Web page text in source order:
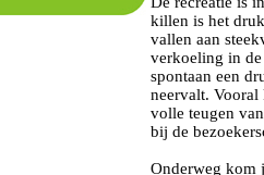
killen is het
vallen aan
verkoeling in de
spontaan een
neervalt. Vooral
volle teugen
bij de
Onderweg kom